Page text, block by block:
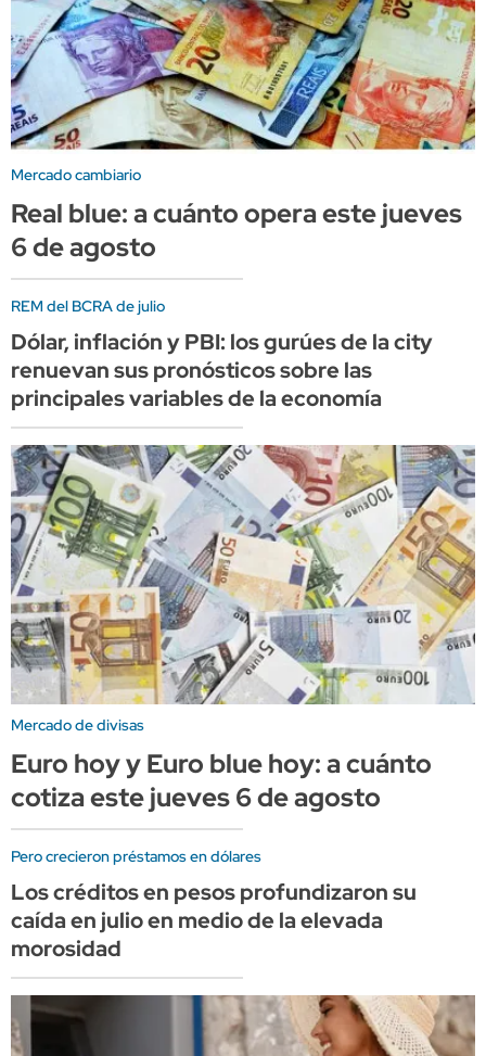
Mercado cambiario
Real blue: a cuánto opera este jueves
6 de agosto
REM del BCRA de julio
Dólar, inflación y PBI: los gurúes de la city
renuevan sus pronósticos sobre las
principales variables de la economía
Mercado de divisas
Euro hoy y Euro blue hoy: a cuánto
cotiza este jueves 6 de agosto
Pero crecieron préstamos en dólares
Los créditos en pesos profundizaron su
caída en julio en medio de la elevada
morosidad